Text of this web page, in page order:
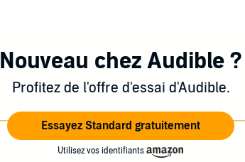
Nouveau chez Audible ?
Profitez de l'offre d'essai d'Audible.
Essayez Standard gratuitement
Utilisez vos identifiants